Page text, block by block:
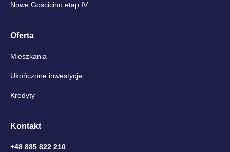
Nowe Gościcino etap IV
Oferta
Mieszkania
Ukończone inwestycje
Kredyty
Kontakt
+48 885 822 210